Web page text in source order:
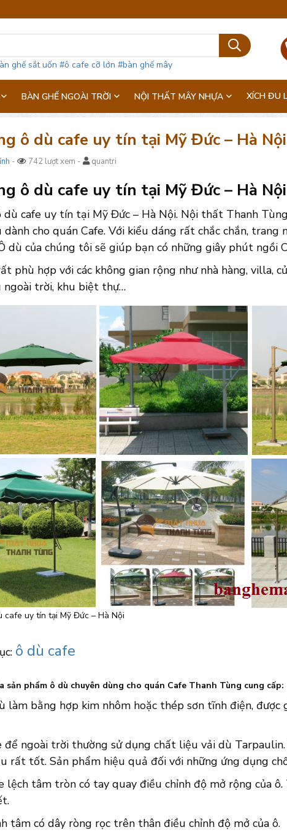
ghế sắt uốn #ô cafe cỡ lớn #bàn ghế mây
BÀN GHẾ NGOÀI TRỜI NỘI THẤT MÂY NHỰA XÍCH ĐU
ô dù cafe uy tín tại Mỹ Đức – Hà
- 742 lượt xem - quantri
ô dù cafe uy tín tại Mỹ Đức – Hà
dù cafe uy tín tại Mỹ Đức – Hà Nội. Nội thất Thanh
dành cho quán Cafe. Với kiểu dáng rất chắc chắn,
dù của chúng tôi sẽ giúp bạn có những giây phút ngồi
phù hợp với các không gian rộng như nhà hàng, villa,
ngoài trời, khu biệt thự…
cafe uy tín tại Mỹ Đức – Hà Nội
ô dù cafe
sản phẩm ô dù chuyên dùng cho quán Cafe Thanh Tùng cung cấp:
làm bằng hợp kim nhôm hoặc thép sơn tĩnh điện, được
để ngoài trời thường sử dụng chất liệu vải dù
rất tốt. Sản phẩm hiệu quả đối với những ứng dụng
lệch tâm tròn có tay quay điều chỉnh độ mở rộng của
tâm có dây ròng rọc trên thân điều chỉnh độ mở của ô.